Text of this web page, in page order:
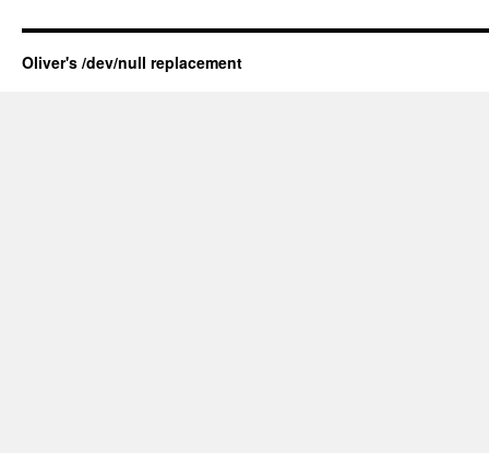
Oliver's /dev/null replacement